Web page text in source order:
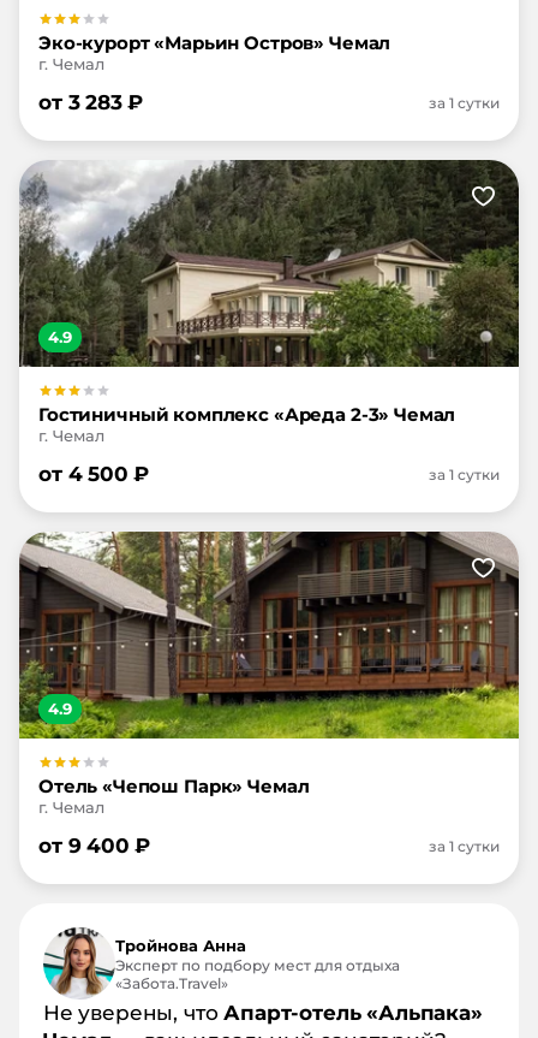
Эко-курорт «Марьин Остров» Чемал
г. Чемал
от 3 283₽ за 1 сутки
4.9
Гостиничный комплекс «Ареда 2-3» Чемал
г. Чемал
от 4 500 ₽ за 1 сутки
4.9
Отель «Чепош Парк» Чемал
г. Чемал
от 9 400 ₽ за 1 сутки
Тройнова Анна
Эксперт по подбору мест для отдыха
«Забота.Travel»
Не уверены, чтоАпарт-отель «Альпака»